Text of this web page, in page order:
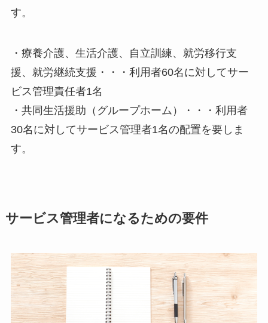
す。
・療養介護、生活介護、自立訓練、就労移行支
援、就労継続支援・・・利用者60名に対してサー
ビス管理責任者1名
・共同生活援助（グループホーム）・・・利用者
30名に対してサービス管理者1名の配置を要しま
す。
サービス管理者になるための要件